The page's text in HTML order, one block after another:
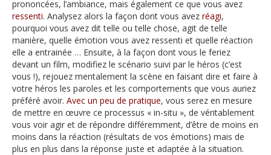
prononcées, l’ambiance, mais également ce que vous avez
ressenti. Analysez alors la façon dont vous avez réagi,
pourquoi vous avez dit telle ou telle chose, agit de telle
manière, quelle émotion vous avez ressenti et quelle réaction
elle a entrainée … Ensuite, à la façon dont vous le feriez
devant un film, modifiez le scénario suivi par le héros (c’est
vous !), rejouez mentalement la scène en faisant dire et faire à
votre héros les paroles et les comportements que vous auriez
préféré avoir. Avec un peu de pratique, vous serez en mesure
de mettre en œuvre ce processus « in-situ », de véritablement
vous voir agir et de répondre différemment, d’être de moins en
moins dans la réaction (résultats de vos émotions) mais de
plus en plus dans la réponse juste et adaptée à la situation.